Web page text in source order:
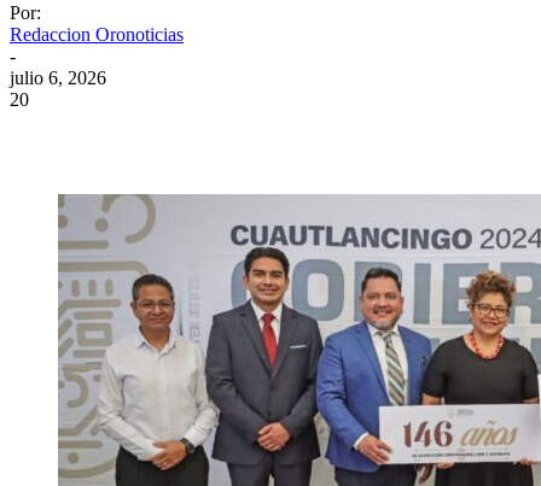
Por:
Redaccion Oronoticias
-
julio 6, 2026
20